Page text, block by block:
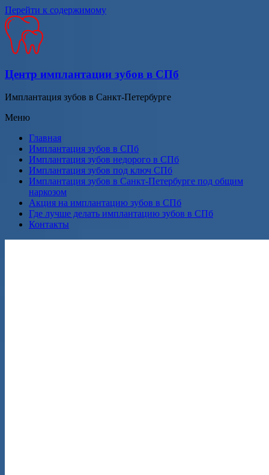
Перейти к содержимому
Центр имплантации зубов в СПб
Имплантация зубов в Санкт-Петербурге
Меню
Главная
Имплантация зубов в СПб
Имплантация зубов недорого в СПб
Имплантация зубов под ключ СПб
Имплантация зубов в Санкт-Петербурге под общим
наркозом
Акция на имплантацию зубов в СПб
Где лучше делать имплантацию зубов в СПб
Контакты